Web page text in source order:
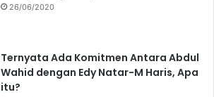
26/06/2020
Ternyata Ada Komitmen Antara Abdul
Wahid dengan Edy Natar-M Haris, Apa
itu?